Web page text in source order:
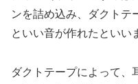
ンを詰め込み、ダクトテ
といい音が作れたといい
ダクトテープによって、